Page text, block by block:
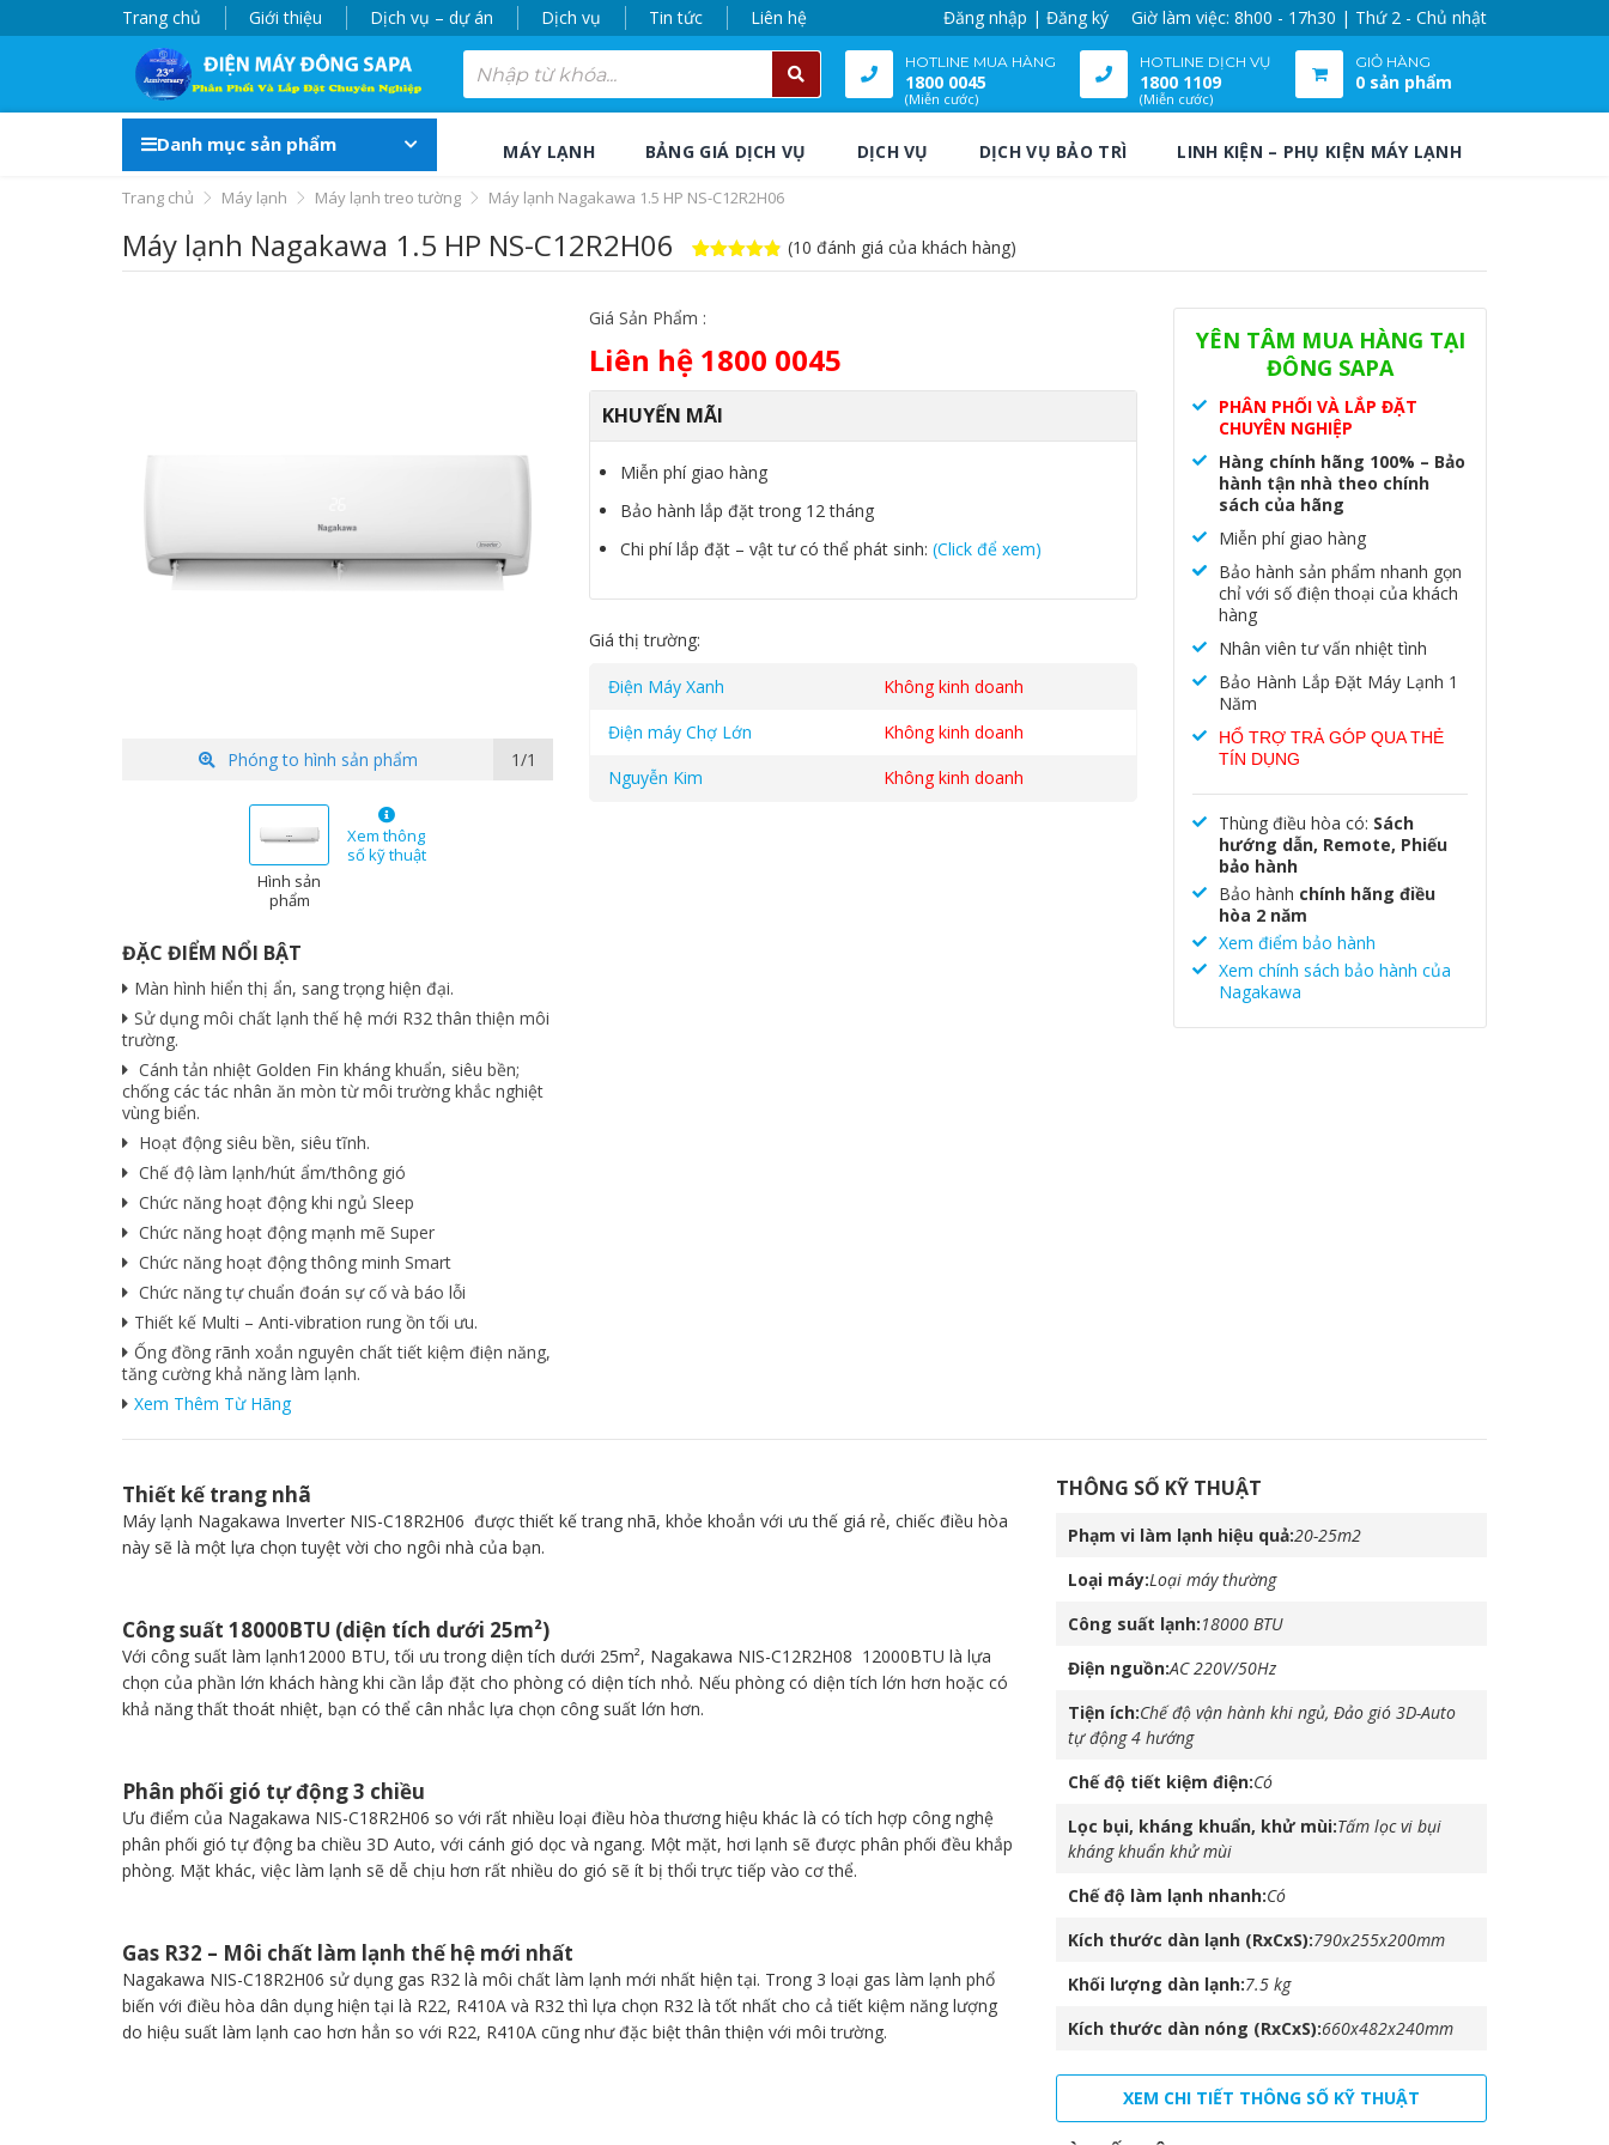
Trang chủ Giới thiệu Dịch vụ – dự án Dịch vụ Tin tức Liên hệ Đăng nhập | Đăng ký Giờ làm việc: 8h00 - 17h30 | Thứ 2 - Chủ nhật
HOTLINE MUA HÀNG
1800 0045
(Miễn cước)
HOTLINE DỊCH VỤ
1800 1109
(Miễn cước)
GIỎ HÀNG
0 sản phẩm
Danh mục sản phẩm MÁY LẠNH BẢNG GIÁ DỊCH VỤ DỊCH VỤ DỊCH VỤ BẢO TRÌ LINH KIỆN – PHỤ KIỆN MÁY LẠNH
Trang chủ Máy lạnh Máy lạnh treo tường Máy lạnh Nagakawa 1.5 HP NS-C12R2H06
Máy lạnh Nagakawa 1.5 HP NS-C12R2H06
4.8trên 5
10
(10 đánh giá của khách hàng)
Phóng to hình sản phẩm 1/1
Hình sản
phẩm
Xem thông
số kỹ thuật
ĐẶC ĐIỂM NỔI BẬT
Màn hình hiển thị ẩn, sang trọng hiện đại.
Sử dụng môi chất lạnh thế hệ mới R32 thân thiện môi
trường.
Cánh tản nhiệt Golden Fin kháng khuẩn, siêu bền;
chống các tác nhân ăn mòn từ môi trường khắc nghiệt
vùng biển.
Hoạt động siêu bền, siêu tĩnh.
Chế độ làm lạnh/hút ẩm/thông gió
Chức năng hoạt động khi ngủ Sleep
Chức năng hoạt động mạnh mẽ Super
Chức năng hoạt động thông minh Smart
Chức năng tự chuẩn đoán sự cố và báo lỗi
Thiết kế Multi – Anti-vibration rung ồn tối ưu.
Ống đồng rãnh xoắn nguyên chất tiết kiệm điện năng,
tăng cường khả năng làm lạnh.
Xem Thêm Từ Hãng
Giá Sản Phẩm :
Liên hệ 1800 0045
KHUYẾN MÃI
Miễn phí giao hàng
Bảo hành lắp đặt trong 12 tháng
Chi phí lắp đặt – vật tư có thể phát sinh: (Click để xem)
Giá thị trường:
Điện Máy Xanh
Không kinh doanh
Điện máy Chợ Lớn
Không kinh doanh
Nguyễn Kim
Không kinh doanh
YÊN TÂM MUA HÀNG TẠI
ĐÔNG SAPA
PHÂN PHỐI VÀ LẮP ĐẶT
CHUYÊN NGHIỆP
Hàng chính hãng 100% – Bảo
hành tận nhà theo chính
sách của hãng
Miễn phí giao hàng
Bảo hành sản phẩm nhanh gọn
chỉ với số điện thoại của khách
hàng
Nhân viên tư vấn nhiệt tình
Bảo Hành Lắp Đặt Máy Lạnh 1
Năm
HỔ TRỢ TRẢ GÓP QUA THẺ
TÍN DỤNG
Thùng điều hòa có: Sách
hướng dẫn, Remote, Phiếu
bảo hành
Bảo hành chính hãng điều
hòa 2 năm
Xem điểm bảo hành
Xem chính sách bảo hành của
Nagakawa
Thiết kế trang nhã
Máy lạnh Nagakawa Inverter NIS-C18R2H06 được thiết kế trang nhã, khỏe khoắn với ưu thế giá rẻ, chiếc điều hòa
này sẽ là một lựa chọn tuyệt vời cho ngôi nhà của bạn.
Công suất 18000BTU (diện tích dưới 25m²)
Với công suất làm lạnh12000 BTU, tối ưu trong diện tích dưới 25m², Nagakawa NIS-C12R2H08 12000BTU là lựa
chọn của phần lớn khách hàng khi cần lắp đặt cho phòng có diện tích nhỏ. Nếu phòng có diện tích lớn hơn hoặc có
khả năng thất thoát nhiệt, bạn có thể cân nhắc lựa chọn công suất lớn hơn.
Phân phối gió tự động 3 chiều
Ưu điểm của Nagakawa NIS-C18R2H06 so với rất nhiều loại điều hòa thương hiệu khác là có tích hợp công nghệ
phân phối gió tự động ba chiều 3D Auto, với cánh gió dọc và ngang. Một mặt, hơi lạnh sẽ được phân phối đều khắp
phòng. Mặt khác, việc làm lạnh sẽ dễ chịu hơn rất nhiều do gió sẽ ít bị thổi trực tiếp vào cơ thể.
Gas R32 – Môi chất làm lạnh thế hệ mới nhất
Nagakawa NIS-C18R2H06 sử dụng gas R32 là môi chất làm lạnh mới nhất hiện tại. Trong 3 loại gas làm lạnh phổ
biến với điều hòa dân dụng hiện tại là R22, R410A và R32 thì lựa chọn R32 là tốt nhất cho cả tiết kiệm năng lượng
do hiệu suất làm lạnh cao hơn hẳn so với R22, R410A cũng như đặc biệt thân thiện với môi trường.
THÔNG SỐ KỸ THUẬT
Phạm vi làm lạnh hiệu quả 20-25m2
Loại máy Loại máy thường
Công suất lạnh 18000 BTU
Điện nguồn AC 220V/50Hz
Tiện ích Chế độ vận hành khi ngủ, Đảo gió 3D-Auto
tự động 4 hướng
Chế độ tiết kiệm điện Có
Lọc bụi, kháng khuẩn, khử mùi Tấm lọc vi bụi
kháng khuẩn khử mùi
Chế độ làm lạnh nhanh Có
Kích thước dàn lạnh (RxCxS) 790x255x200mm
Khối lượng dàn lạnh 7.5 kg
Kích thước dàn nóng (RxCxS) 660x482x240mm
XEM CHI TIẾT THÔNG SỐ KỸ THUẬT